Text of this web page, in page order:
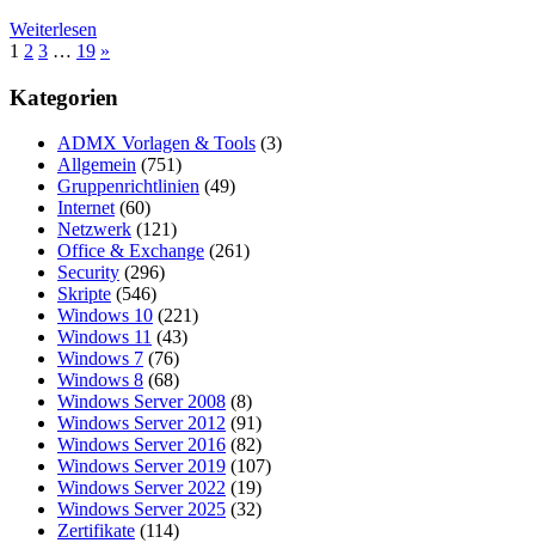
Weiterlesen
Seitennummerierung
der
Beiträge
1 2 3 … 19 Nächste
»
Kategorien
ADMX Vorlagen & Tools (3)
Allgemein (751)
Gruppenrichtlinien (49)
Internet(60)
Netzwerk (121)
Office & Exchange (261)
Security (296)
Skripte (546)
Windows 10 (221)
Windows 11 (43)
Windows 7 (76)
Windows 8 (68)
Windows Server 2008 (8)
Windows Server 2012 (91)
Windows Server 2016 (82)
Windows Server 2019 (107)
Windows Server 2022 (19)
Windows Server 2025 (32)
Zertifikate (114)